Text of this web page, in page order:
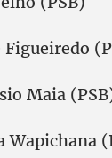
Figueiredo
Maia
Wapichana